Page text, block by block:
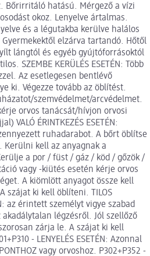
Bőrirritáló hatású. Mérgező a vízi
okoz. Lenyelve ártalmas.
és a légutakba kerülve halálos
elzárva tartandó. Hőtől
lángtól és egyéb gyújtóforrásoktól
SZEMBE KERÜLÉS ESETÉN: Több
Az esetlegesen bentlévő
ki. Végezze tovább az öblítést.
szemvédelmet/arcvédelmet.
orvos tanácsát/hívjon orvosi
VALÓ ÉRINTKEZÉS ESETÉN:
ruhadarabot. A bőrt öblítse
Kerülni kell az anyagnak a
a por / füst / gáz / köd / gőzök /
vagy -kiütés esetén kérje orvos
A kiömlött anyagot össze kell
A szájat ki kell öblíteni. TILOS
az érintett személyt vigye szabad
légzésről. Jól szellőző
zárja le. A szájat ki kell
- LENYELÉS ESETÉN: Azonnal
vagy orvoshoz. P302+P352 -